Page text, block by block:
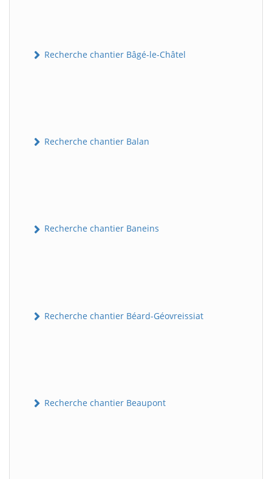
Recherche chantier Bâgé-le-Châtel
Recherche chantier Balan
Recherche chantier Baneins
Recherche chantier Béard-Géovreissiat
Recherche chantier Beaupont